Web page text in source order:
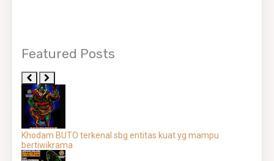
Featured Posts
Khodam BUTO terkenal sbg entitas kuat yg mampu
bertiwikrama